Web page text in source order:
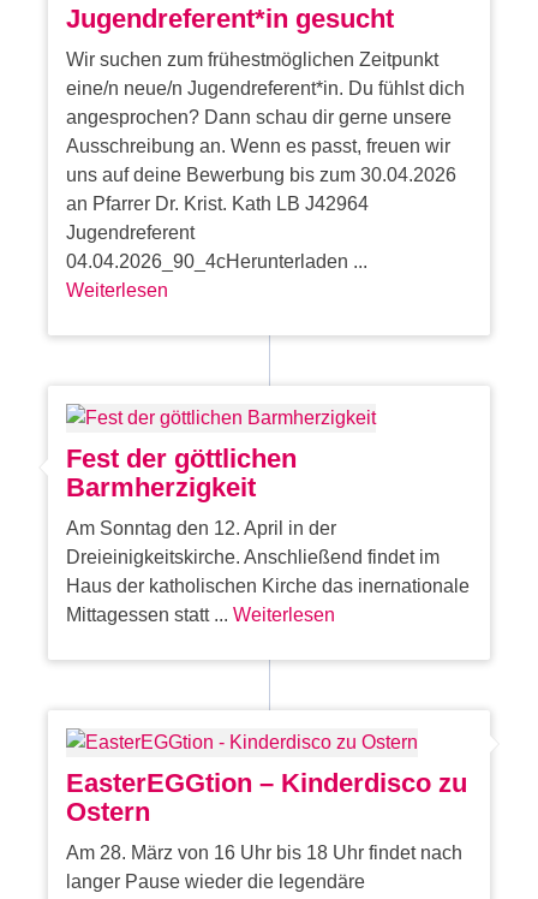
Jugendreferent*in gesucht
Wir suchen zum frühestmöglichen Zeitpunkt
eine/n neue/n Jugendreferent*in. Du fühlst dich
angesprochen? Dann schau dir gerne unsere
Ausschreibung an. Wenn es passt, freuen wir
uns auf deine Bewerbung bis zum 30.04.2026
an Pfarrer Dr. Krist. Kath LB J42964
Jugendreferent
04.04.2026_90_4cHerunterladen ...
Weiterlesen
Fest der göttlichen
Barmherzigkeit
Am Sonntag den 12. April in der
Dreieinigkeitskirche. Anschließend findet im
Haus der katholischen Kirche das inernationale
Mittagessen statt ...Weiterlesen
EasterEGGtion – Kinderdisco zu
Ostern
Am 28. März von 16 Uhr bis 18 Uhr findet nach
langer Pause wieder die legendäre